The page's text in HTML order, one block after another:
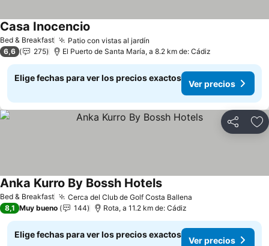
Bed & Breakfast Patio con vistas al jardín
Casa Inocencio
6,6 275 El Puerto de Santa María, a 8.2 km de: Cádiz
Elige fechas para ver los precios exactos
Ver precios
Compartir
Bed & Breakfast Cerca del Club de Golf Costa Ballena
Anka Kurro By Bossh Hotels
8,1 Muy bueno 144 Rota, a 11.2 km de: Cádiz
Elige fechas para ver los precios exactos
Ver precios